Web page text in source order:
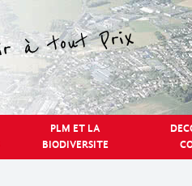
PLM ET LA
BIODIVERSITE